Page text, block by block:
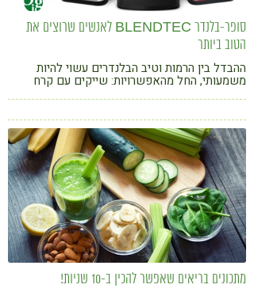
סופר-בלנדר BLENDTEC לאנשים שרוצים את
הטוב ביותר
ההבדל בין הרמות וטיב הבלנדרים עשוי להיות
משמעותי, החל מהאפשרויות: שייקים עם קרח
מתכונים בריאים שאפשר להכין ב-10 שניות!